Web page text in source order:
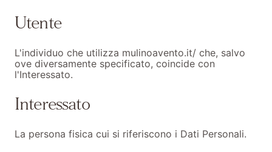
Utente
L'individuo che utilizza mulinoavento.it/ che, salvo
ove diversamente specificato, coincide con
l'Interessato.
Interessato
La persona fisica cui si riferiscono i Dati Personali.